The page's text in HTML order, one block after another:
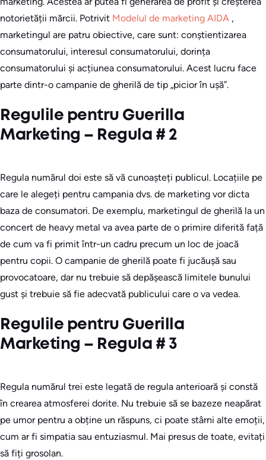
notorietății mărcii. Potrivit Modelul de marketing AIDA ,
marketingul are patru obiective, care sunt: conștientizarea
consumatorului, interesul consumatorului, dorința
consumatorului și acțiunea consumatorului. Acest lucru face
parte dintr-o campanie de gherilă de tip „picior în ușă”.
Regulile pentru Guerilla
Marketing – Regula # 2
Regula numărul doi este să vă cunoașteți publicul. Locațiile pe
care le alegeți pentru campania dvs. de marketing vor dicta
baza de consumatori. De exemplu, marketingul de gherilă la un
concert de heavy metal va avea parte de o primire diferită față
de cum va fi primit într-un cadru precum un loc de joacă
pentru copii. O campanie de gherilă poate fi jucăușă sau
provocatoare, dar nu trebuie să depășească limitele bunului
gust și trebuie să fie adecvată publicului care o va vedea.
Regulile pentru Guerilla
Marketing – Regula # 3
Regula numărul trei este legată de regula anterioară și constă
în crearea atmosferei dorite. Nu trebuie să se bazeze neapărat
pe umor pentru a obține un răspuns, ci poate stârni alte emoții,
cum ar fi simpatia sau entuziasmul. Mai presus de toate, evitați
să fiți grosolan.